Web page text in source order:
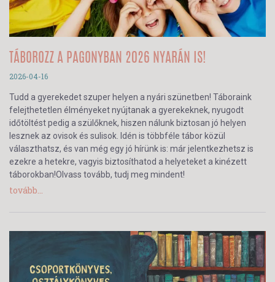
TÁBOROZZ A PAGONYBAN 2026 NYARÁN IS!
2026-04-16
Tudd a gyerekedet szuper helyen a nyári szünetben! Táboraink
felejthetetlen élményeket nyújtanak a gyerekeknek, nyugodt
időtöltést pedig a szülőknek, hiszen nálunk biztosan jó helyen
lesznek az ovisok és sulisok. Idén is többféle tábor közül
választhatsz, és van még egy jó hírünk is: már jelentkezhetsz is
ezekre a hetekre, vagyis biztosíthatod a helyeteket a kinézett
táborokban!Olvass tovább, tudj meg mindent!
tovább...